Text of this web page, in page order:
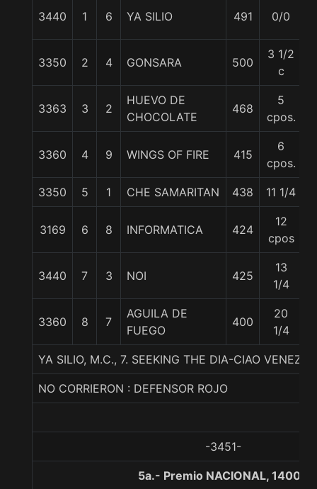
3440 1 6 YA SILIO 491 0/0
3350 2 4 GONSARA 500
3 1/2
c
3363 3 2
HUEVO DE
CHOCOLATE
468
5
cpos.
3360 4 9 WINGS OF FIRE 415
6
cpos.
3350 5 1 CHE SAMARITAN 438 11 1/4
3169 6 8 INFORMATICA 424
12
cpos
3440 7 3 NOI 425
13
1/4
3360 8 7
AGUILA DE
FUEGO
400
20
1/4
YA SILIO, M.C., 7. SEEKING THE DIA-CIAO
NO CORRIERON : DEFENSOR ROJO
-3451-
5a.- Premio NACIONAL, 1400